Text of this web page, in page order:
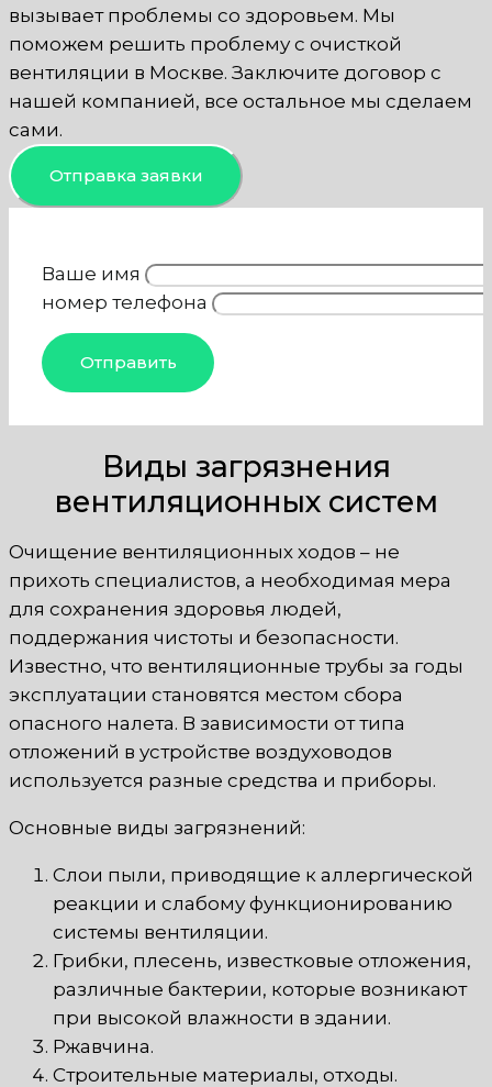
вызывает проблемы со здоровьем. Мы
поможем решить проблему с очисткой
вентиляции в Москве. Заключите договор с
нашей компанией, все остальное мы сделаем
сами.
Отправка заявки
Ваше имя
номер телефона
Виды загрязнения
вентиляционных систем
Очищение вентиляционных ходов – не
прихоть специалистов, а необходимая мера
для сохранения здоровья людей,
поддержания чистоты и безопасности.
Известно, что вентиляционные трубы за годы
эксплуатации становятся местом сбора
опасного налета. В зависимости от типа
отложений в устройстве воздуховодов
используется разные средства и приборы.
Основные виды загрязнений:
Слои пыли, приводящие к аллергической
реакции и слабому функционированию
системы вентиляции.
Грибки, плесень, известковые отложения,
различные бактерии, которые возникают
при высокой влажности в здании.
Ржавчина.
Строительные материалы, отходы.